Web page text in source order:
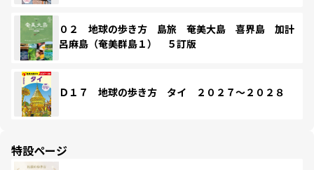
０２ 地球の歩き方 島旅 奄美大島 喜界島 加計
呂麻島（奄美群島１） ５訂版
Ｄ１７ 地球の歩き方 タイ ２０２７～２０２８
特設ページ